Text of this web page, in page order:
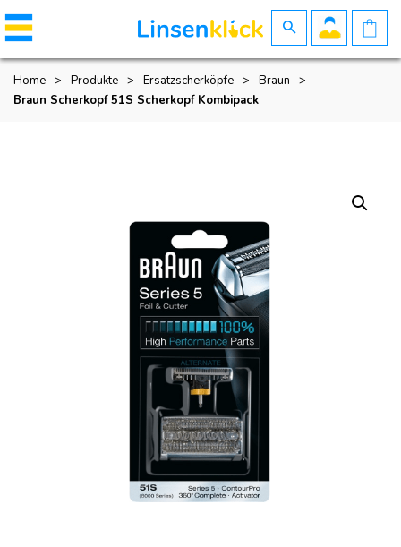
Home > Produkte > Ersatzscherköpfe > Braun
>
Braun Scherkopf 51S Scherkopf Kombipack